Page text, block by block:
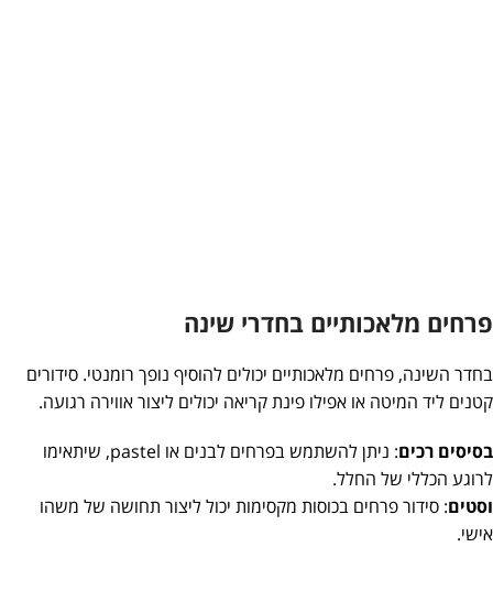
פרחים מלאכותיים בחדרי שינה
בחדר השינה, פרחים מלאכותיים יכולים להוסיף נופך רומנטי. סידורים
קטנים ליד המיטה או אפילו פינת קריאה יכולים ליצור אווירה רגועה.
בסיסים רכים
: ניתן להשתמש בפרחים לבנים או pastel, שיתאימו
לרוגע הכללי של החלל.
וסטים: סידור פרחים בכוסות מקסימות יכול ליצור תחושה של משהו
אישי.